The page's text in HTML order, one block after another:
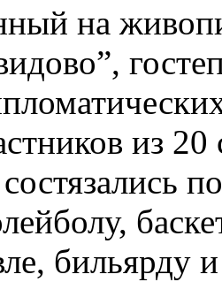
на
из
бильярду